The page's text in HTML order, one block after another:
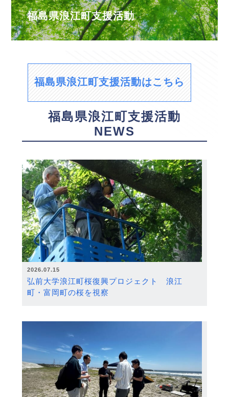
福島県浪江町支援活動
福島県浪江町支援活動はこちら
福島県浪江町支援活動
NEWS
2026.07.15
弘前大学浪江町桜復興プロジェクト 浪江
町・富岡町の桜を視察